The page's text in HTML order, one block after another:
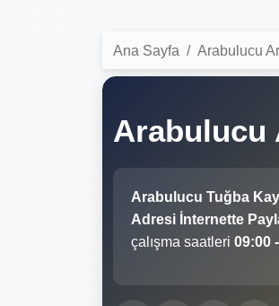
Ana Sayfa Arabulucu
Arabulucu
Arabulucu Tuğba
Adresi İnternette
çalışma saatleri 09:00